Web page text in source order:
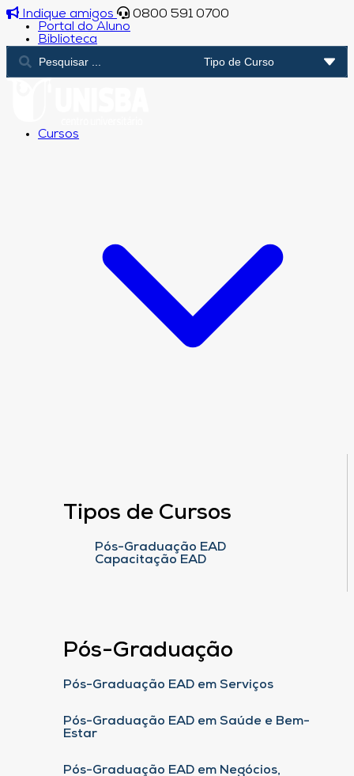
Indique amigos
0800 591 0700
Portal do Aluno
Biblioteca
Cursos
Tipos de Cursos
Pós-Graduação EAD
Capacitação EAD
Pós-Graduação
Pós-Graduação EAD em Serviços
Pós-Graduação EAD em Saúde e Bem-
Estar
Pós-Graduação EAD em Negócios,